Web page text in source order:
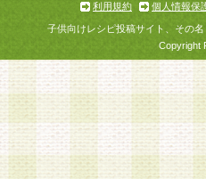
利用規約
個人情報保
子供向けレシピ投稿サイト、その
Copyright